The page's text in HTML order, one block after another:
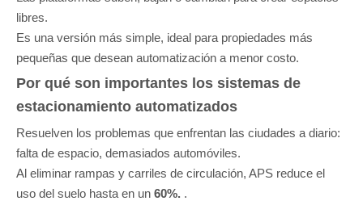
libres.
Es una versión más simple, ideal para propiedades más
pequeñas que desean automatización a menor costo.
Por qué son importantes los sistemas de
estacionamiento automatizados
Resuelven los problemas que enfrentan las ciudades a diario:
falta de espacio, demasiados automóviles.
Al eliminar rampas y carriles de circulación, APS reduce el
uso del suelo hasta en un 60%. .